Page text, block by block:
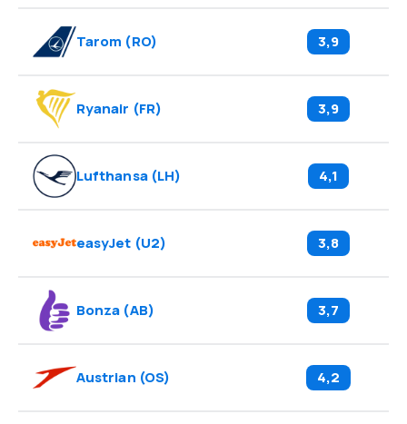
Tarom (RO) 3,9
Ryanair (FR) 3,9
Lufthansa(LH) 4,1
easyJet (U2) 3,8
Bonza (AB) 3,7
Austrian (OS) 4,2